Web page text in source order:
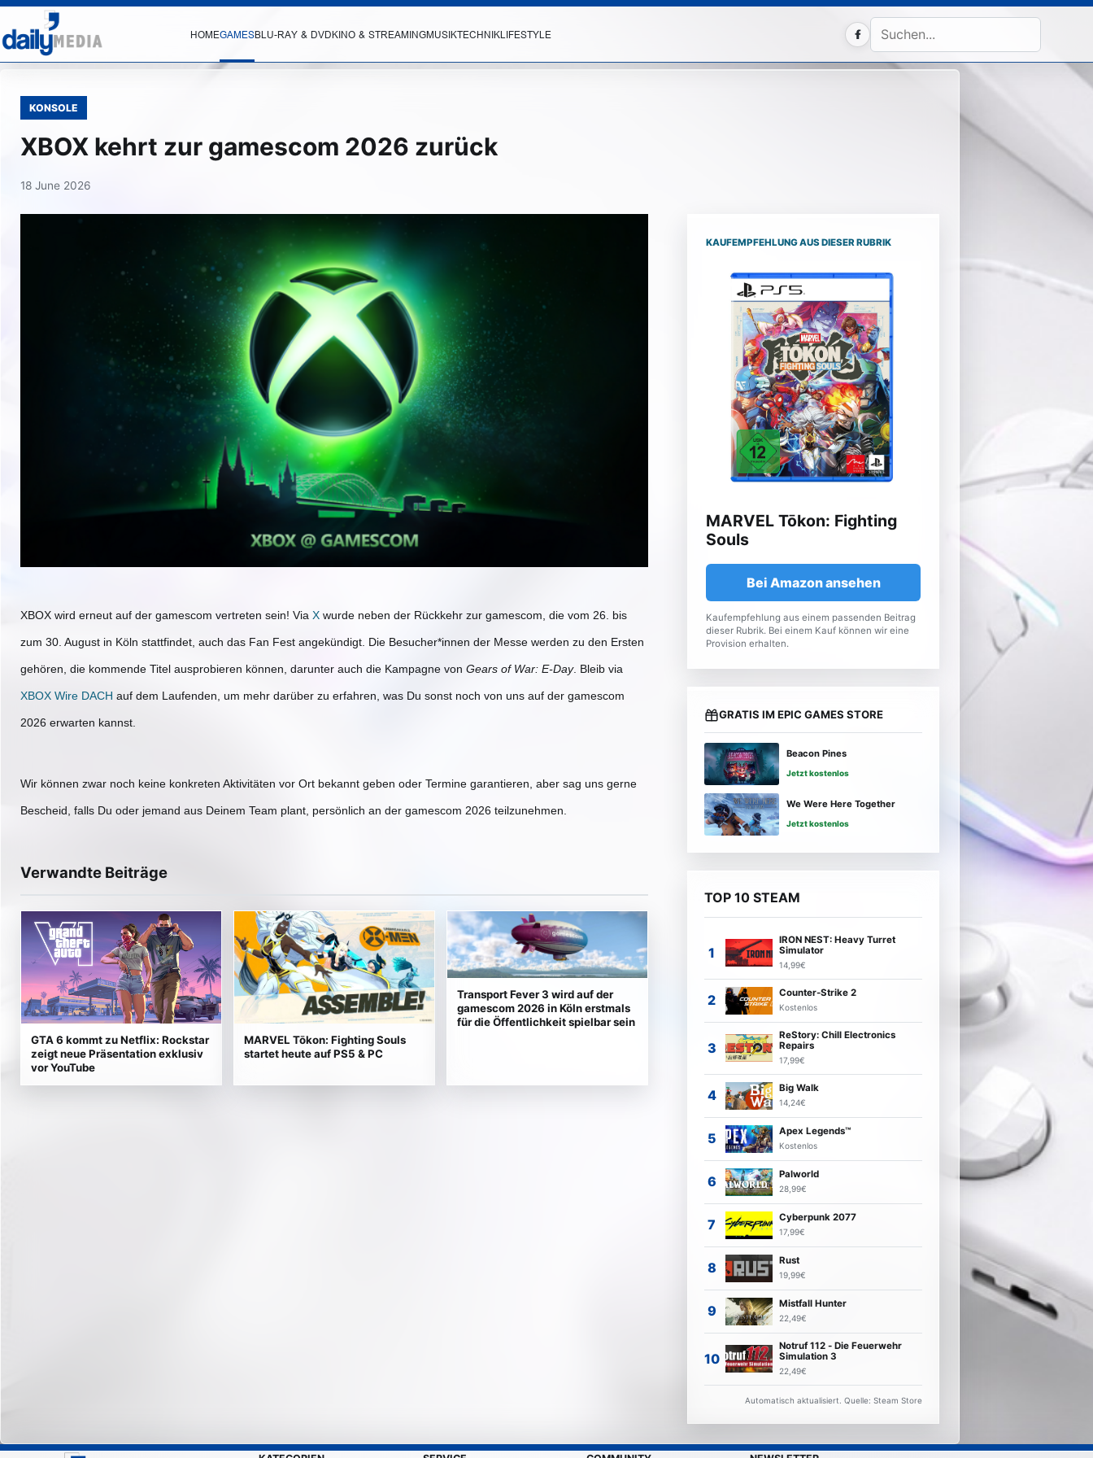
HOMEGAMESBLU-RAY & DVDKINO & STREAMINGMUSIKTECHNIKLIFESTYLE Facebook
KONSOLE
XBOX kehrt zur gamescom 2026 zurück
18 June 2026
XBOX wird erneut auf der gamescom vertreten sein! Via X wurde neben der Rückkehr zur gamescom, die vom 26. bis
zum 30. August in Köln stattfindet, auch das Fan Fest angekündigt. Die Besucher*innen der Messe werden zu den Ersten
gehören, die kommende Titel ausprobieren können, darunter auch die Kampagne von Gears of War: E-Day. Bleib via
XBOX Wire DACH auf dem Laufenden, um mehr darüber zu erfahren, was Du sonst noch von uns auf der gamescom
2026 erwarten kannst.
Wir können zwar noch keine konkreten Aktivitäten vor Ort bekannt geben oder Termine garantieren, aber sag uns gerne
Bescheid, falls Du oder jemand aus Deinem Team plant, persönlich an der gamescom 2026 teilzunehmen.
Verwandte Beiträge
GTA 6 kommt zu Netflix: Rockstar
zeigt neue Präsentation exklusiv
vor YouTube
MARVEL Tōkon: Fighting Souls
startet heute auf PS5 & PC
Transport Fever 3 wird auf der
gamescom 2026 in Köln erstmals
für die Öffentlichkeit spielbar sein
KAUFEMPFEHLUNG AUS DIESER RUBRIK
MARVEL Tōkon: Fighting
Souls
Bei Amazon ansehen
Kaufempfehlung aus einem passenden Beitrag
dieser Rubrik. Bei einem Kauf können wir eine
Provision erhalten.
GRATIS IM EPIC GAMES STORE
Beacon Pines
Jetzt kostenlos
We Were Here Together
Jetzt kostenlos
TOP 10 STEAM
IRON NEST: Heavy Turret
Simulator
14,99€
Counter-Strike 2
Kostenlos
ReStory: Chill Electronics
Repairs
17,99€
Big Walk
14,24€
Apex Legends™
Kostenlos
Palworld
28,99€
Cyberpunk 2077
17,99€
Rust
19,99€
Mistfall Hunter
22,49€
Notruf 112 - Die Feuerwehr
Simulation 3
22,49€
Automatisch aktualisiert. Quelle: Steam Store